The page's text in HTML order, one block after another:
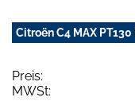
Citroën C4 MAX
Preis:
MWSt: